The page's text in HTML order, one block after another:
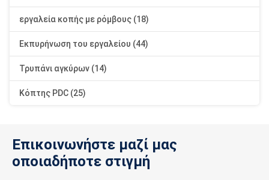
εργαλεία κοπής με ρόμβους (18)
Εκπυρήνωση του εργαλείου (44)
Τρυπάνι αγκύρων (14)
Κόπτης PDC (25)
Επικοινωνήστε μαζί μας
οποιαδήποτε στιγμή